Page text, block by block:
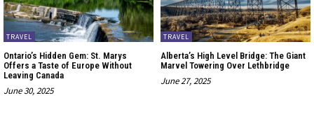
TRAVEL
Ontario’s Hidden Gem: St. Marys
Offers a Taste of Europe Without
Leaving Canada
June 30, 2025
TRAVEL
Alberta’s High Level Bridge: The Giant
Marvel Towering Over Lethbridge
June 27, 2025